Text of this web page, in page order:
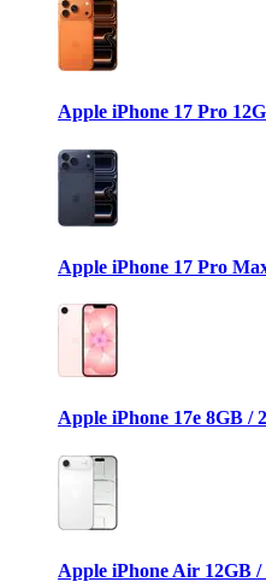
Apple iPhone 17 Pro
Apple iPhone 17 Pro
Apple iPhone 17e 8GB /
Apple iPhone Air 12GB